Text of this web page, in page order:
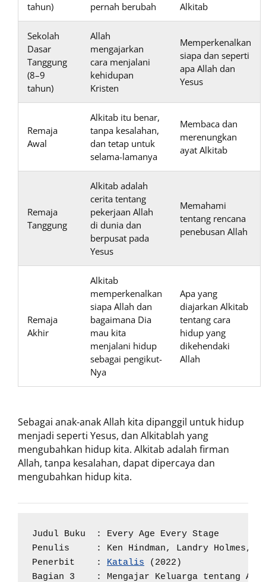
tahun)
pernah berubah
Alkitab
Sekolah
Dasar
Tanggung
(8–9
tahun)
Allah
mengajarkan
cara menjalani
kehidupan
Kristen
Memperkenalkan
siapa dan seperti
apa Allah dan
Yesus
Remaja
Awal
Alkitab itu benar,
tanpa kesalahan,
dan tetap untuk
selama-lamanya
Membaca dan
merenungkan
ayat Alkitab
Remaja
Tanggung
Alkitab adalah
cerita tentang
pekerjaan Allah
di dunia dan
berpusat pada
Yesus
Memahami
tentang rencana
penebusan Allah
Remaja
Akhir
Alkitab
memperkenalkan
siapa Allah dan
bagaimana Dia
mau kita
menjalani hidup
sebagai pengikut-
Nya
Apa yang
diajarkan Alkitab
tentang cara
hidup yang
dikehendaki
Allah
Sebagai anak-anak Allah kita dipanggil untuk hidup
menjadi seperti Yesus, dan Alkitablah yang
mengubahkan hidup kita. Alkitab adalah firman
Allah, tanpa kesalahan, dapat dipercaya dan
mengubahkan hidup kita.
Judul Buku  : Every Age Every Stage
Penulis     : Ken Hindman, Landry Holmes,
Penerbit    : Katalis (2022)
Bagian 3    : Mengajar Keluarga tentang